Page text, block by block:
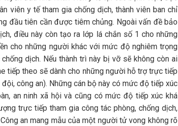
viên y tế tham gia chống dịch, thành viên ban chỉ
đầu tiên cần được tiêm chủng. Ngoài vấn đề bảo
điều này còn tạo ra lớp lá chắn số 1 cho những
cho những người khác với mức độ nghiêm trọng
dịch. Nếu thành trì này bị vỡ sẽ không còn ai
tiếp theo sẽ dành cho những người hỗ trợ trực tiếp
công an). Những cán bộ này có mức độ tiếp xúc
an ninh xã hội và cũng có mức độ tiếp xúc khá
trực tiếp tham gia công tác phòng, chống dịch,
an mang mẫu của một người tử vong không rõ